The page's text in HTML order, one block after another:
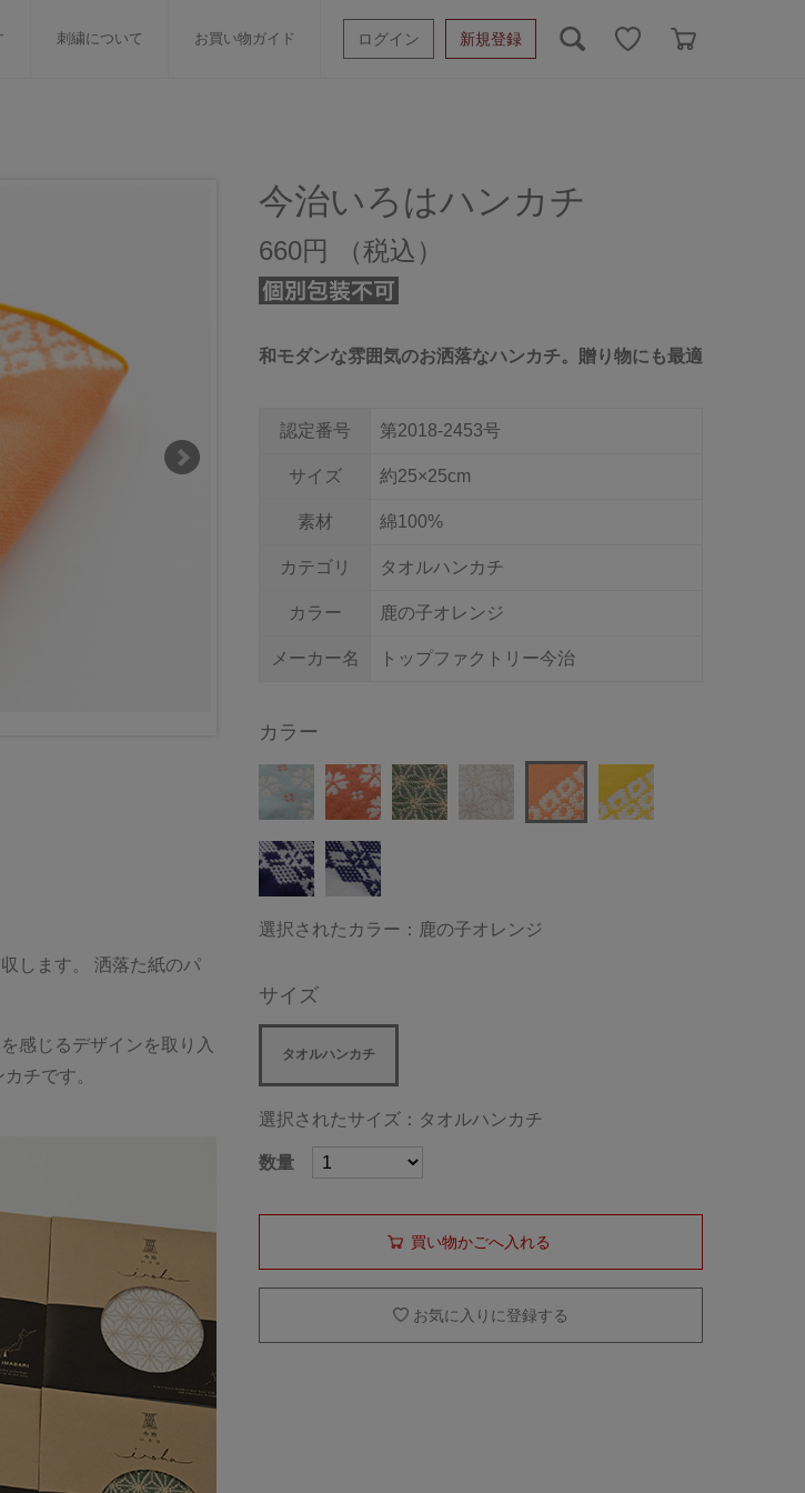
刺繍について お買い物ガイド ログイン 新規登録
オーガニック
衣類 タオルケット類
します。 洒落た紙のパ
感じるデザインを取り入
チです。
和モダンな雰囲気のお洒落なハンカチ。贈り物にも最適
今治いろはハンカチ
660円
認定番号 第2018-2453号
サイズ 約25×25cm
素材 綿100%
カテゴリ タオルハンカチ
カラー 鹿の子オレンジ
メーカー名 トップファクトリー今治
カラー
選択されたカラー：鹿の子オレンジ
サイズ
タオルハンカチ
選択されたサイズ：タオルハンカチ
数量
買い物かごへ入れる
お気に入りに登録する